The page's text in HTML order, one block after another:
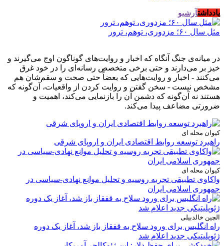
یادداشتآرشیو
مثل سال ۶۰؛ مزدوری، توهم، ترور
در میانه‌ی جنگ آنگاه که اخبار و روایت‌های گوناگون اوج می‌گیرند و
خیز بر می‌دارند و حتی برخی متخصص رسانه‌ای را در خود غرق
می‌کنند - اخبار و روایت‌هایی که بعضاً حتی صحت و سقم‌شان هم
مشخص نیست - سخن گفتن و روایت کردن از واقعیات، آن‌گونه که
هستند نه آن‌گونه که دشمن آن را بازنمایی می‌کند، اهمیت و
ضرورتی مضاعف پیدا می‌کند.
کیوان محله ای
راهبرد توسعه روابط اقتصادی ایران و اروپای شرقی
کیوان محله ای
واکاوی تطبیقی تجربه روسیه و تحلیل موانع نهادی-سیاسی در
جمهوری اسلامی ایران
الچین خالدبیلی
راه انگلیس برای ورود سلاح به قفقاز باز شد، آغاز یک دوره
ژئوپلیتیکی جدید اعلام شد